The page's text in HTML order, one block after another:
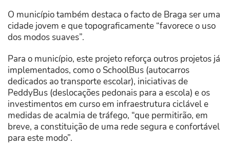
O município também destaca o facto de Braga ser uma
cidade jovem e que topograficamente “favorece o uso
dos modos suaves”.
Para o município, este projeto reforça outros projetos já
implementados, como o SchoolBus (autocarros
dedicados ao transporte escolar), iniciativas de
PeddyBus (deslocações pedonais para a escola) e os
investimentos em curso em infraestrutura ciclável e
medidas de acalmia de tráfego, “que permitirão, em
breve, a constituição de uma rede segura e confortável
para este modo”.